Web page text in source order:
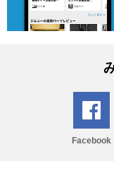
Facebook